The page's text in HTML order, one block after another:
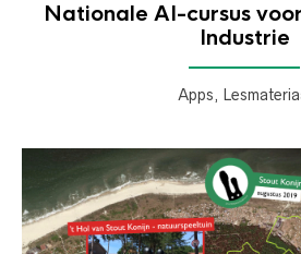
Nationale AI-cursus
Industrie
Apps,